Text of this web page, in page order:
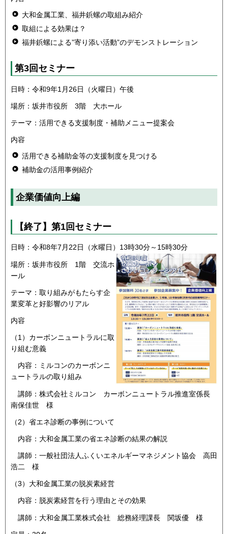
大和金属工業、福井鋲螺の取組み紹介
取組による効果は？
福井鋲螺による”寄り添い活動”のデモンストレーション
第3回セミナー
日時：令和9年1月26日（火曜日）午後
場所：坂井市役所 3階 大ホール
テーマ：活用できる支援制度・補助メニュー提案会
内容
活用できる補助金等の支援制度を見つける
補助金の活用事例紹介
企業価値向上編
【終了】 第1回セミナー
日時：令和8年7月22日（水曜日）13時30分～15時30分
場所：坂井市役所 1階 交流ホ
ール
テーマ：取り組みがもたらす企
業変革と好影響のリアル
内容
（1）カーボンニュートラルに取
り組む意義
内容：ミルコンのカーボンニ
ュートラルの取り組み
講師：株式会社ミルコン カーボンニュートラル推進室係長
南保佳世 様
（2）省エネ診断の事例について
内容：大和金属工業の省エネ診断の結果の解説
講師：一般社団法人ふくいエネルギーマネジメント協会 高田
浩二 様
（3）大和金属工業の脱炭素経営
内容：脱炭素経営を行う理由とその効果
講師：大和金属工業株式会社 総務経理課長 関坂優 様